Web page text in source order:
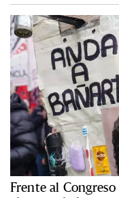
Frente al